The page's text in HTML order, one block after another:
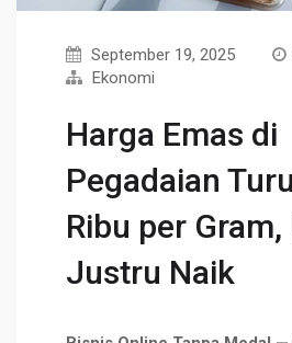
September 19, 2025
Ekonomi
Harga Emas di
Pegadaian
Ribu per Gram,
Justru Naik